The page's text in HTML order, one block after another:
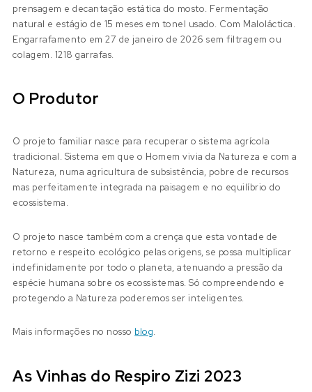
prensagem e decantação estática do mosto. Fermentação
natural e estágio de 15 meses em tonel usado. Com Maloláctica.
Engarrafamento em 27 de janeiro de 2026 sem filtragem ou
colagem. 1218 garrafas.
O Produtor
O projeto familiar nasce para recuperar o sistema agrícola
tradicional. Sistema em que o Homem vivia da Natureza e com a
Natureza, numa agricultura de subsistência, pobre de recursos
mas perfeitamente integrada na paisagem e no equilíbrio do
ecossistema.
O projeto nasce também com a crença que esta vontade de
retorno e respeito ecológico pelas origens, se possa multiplicar
indefinidamente por todo o planeta, atenuando a pressão da
espécie humana sobre os ecossistemas. Só compreendendo e
protegendo a Natureza poderemos ser inteligentes.
Mais informações no nosso blog.
As Vinhas do Respiro Zizi 2023